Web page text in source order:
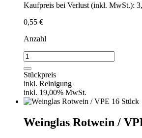
Kaufpreis bei Verlust (inkl. MwSt.):
0,55 €
Anzahl
Weinglas
Weißwein
einzeln
Menge
Stückpreis
inkl. Reinigung
inkl. 19,00% MwSt.
Weinglas Rotwein /